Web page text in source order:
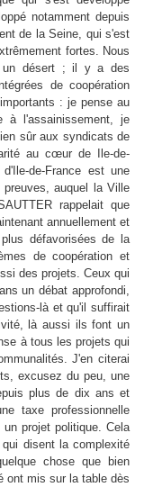
notamment depuis
de la Seine, qui s'est
fortes. Nous
un désert ; il y a des
de coopération
: je pense au
à l'assainissement, je
sûr aux syndicats de
au cœur de Ile-de-
de-France est une
auquel la Ville
rappelait que
annuellement et
défavorisées de la
de coopération et
des projets. Ceux qui
un débat approfondi,
là et qu'il suffirait
là aussi ils font un
à tous les projets qui
J'en citerai
excusez du peu, une
plus de dix ans et
taxe professionnelle
projet politique. Cela
disent la complexité
chose que bien
ont mis sur la table dès